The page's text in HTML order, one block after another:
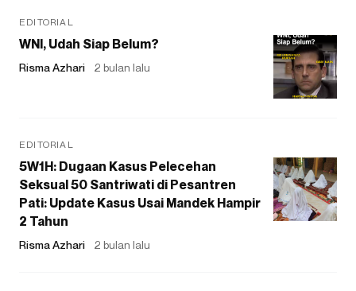
EDITORIAL
WNI, Udah Siap Belum?
Risma Azhari 2 bulan lalu
EDITORIAL
5W1H: Dugaan Kasus Pelecehan
Seksual 50 Santriwati di Pesantren
Pati: Update Kasus Usai Mandek Hampir
2 Tahun
Risma Azhari 2 bulan lalu